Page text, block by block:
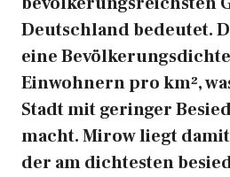
Deutschland bedeutet.
eine
Einwohnern pro km²,
Stadt mit geringer
macht. Mirow liegt
der am dichtesten